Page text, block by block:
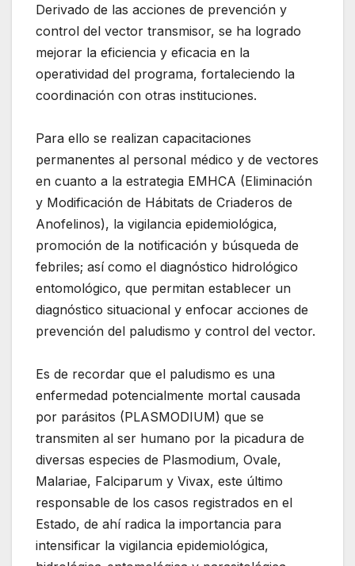
Derivado de las acciones de prevención y
control del vector transmisor, se ha logrado
mejorar la eficiencia y eficacia en la
operatividad del programa, fortaleciendo la
coordinación con otras instituciones.
Para ello se realizan capacitaciones
permanentes al personal médico y de vectores
en cuanto a la estrategia EMHCA (Eliminación
y Modificación de Hábitats de Criaderos de
Anofelinos), la vigilancia epidemiológica,
promoción de la notificación y búsqueda de
febriles; así como el diagnóstico hidrológico
entomológico, que permitan establecer un
diagnóstico situacional y enfocar acciones de
prevención del paludismo y control del vector.
Es de recordar que el paludismo es una
enfermedad potencialmente mortal causada
por parásitos (PLASMODIUM) que se
transmiten al ser humano por la picadura de
diversas especies de Plasmodium, Ovale,
Malariae, Falciparum y Vivax, este último
responsable de los casos registrados en el
Estado, de ahí radica la importancia para
intensificar la vigilancia epidemiológica,